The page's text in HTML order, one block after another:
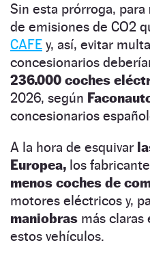
Sin esta prórroga, para
de emisiones de CO2
CAFE y, así, evitar
concesionarios
236.000 coches
2026, según
concesionarios
A la hora de esquivar
Europea, los
menos coches de
motores eléctricos y,
maniobras más claras
estos vehículos.